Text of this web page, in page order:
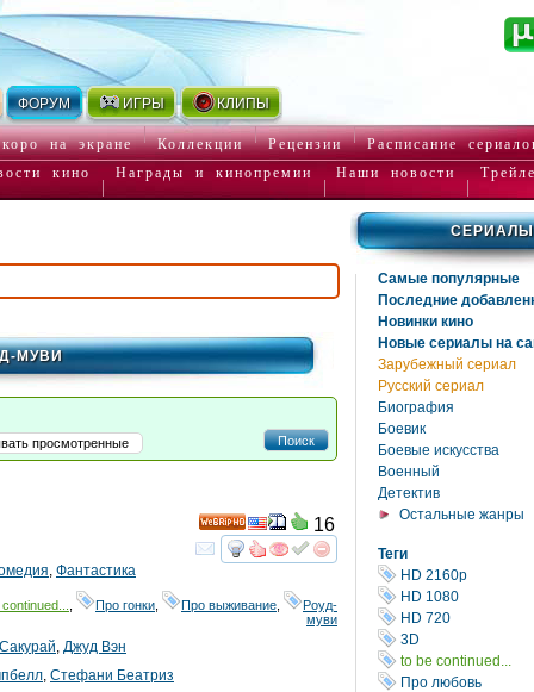
ФОРУМ ИГРЫ КЛИПЫ
на экране Коллекции Рецензии
Расписание
кино
Награды и кинопремии Наши новости
СЕРИАЛЫ
Самые популярные
Последние
Новинки кино
Новые сериалы на
Зарубежный сериал
Русский сериал
Биография
Боевик
Боевые искусства
Военный
Детектив
Остальные жанры
Теги
HD 2160р
HD 1080
HD 720
3D
to be continued...
Про любовь
МУВИ
Поиск
просмотренные
смотретьинтересует
HD
16
, Фантастика
Про гонки Про выживание
Роуд-
муви
, Джуд Вэн
, Стефани Беатриз